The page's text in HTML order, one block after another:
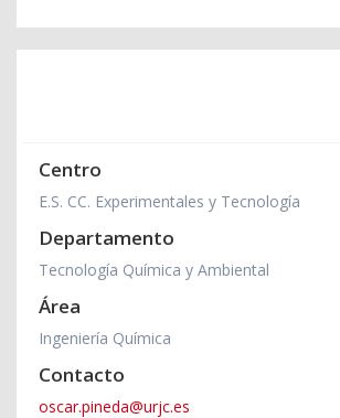
Centro
E.S. CC. Experimentales y Tecnología
Departamento
Tecnología Química y Ambiental
Área
Ingeniería Química
Contacto
oscar.pineda@urjc.es